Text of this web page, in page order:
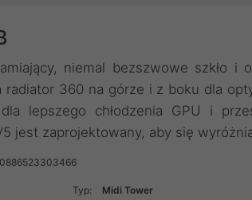
niemal bezszwowe szkło i
360 na górze i z boku dla
lepszego chłodzenia GPU i
jest zaprojektowany, aby się
0886523303466
Typ:
Midi Tower